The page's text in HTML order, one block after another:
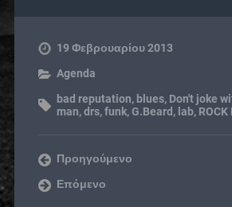
19 Φεβρουαρίου 2013
Agenda
bad reputation, blues, Don't joke
man,drs,funk,G.Beard , lab, ROCK
Προηγούμενο
Επόμενο